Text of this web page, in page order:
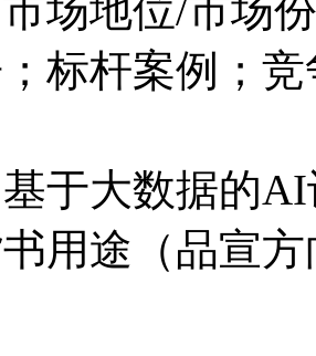
场地位/市场
标杆案例；
于大数据的
用途（品宣